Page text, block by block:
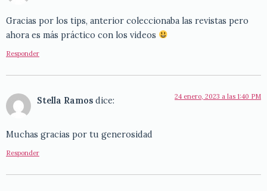
Gracias por los tips, anterior coleccionaba las revistas pero
ahora es más práctico con los videos
Responder
Stella Ramos dice: 24 enero, 2023 a las 1:40 PM
Muchas gracias por tu generosidad
Responder